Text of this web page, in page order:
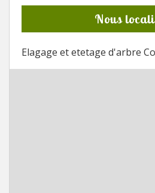
Nous
Elagage et etetage d'arbre